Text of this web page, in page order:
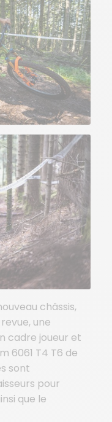
châssis,
une
cadre joueur et
6061 T4 T6 de
sont
pour
que le